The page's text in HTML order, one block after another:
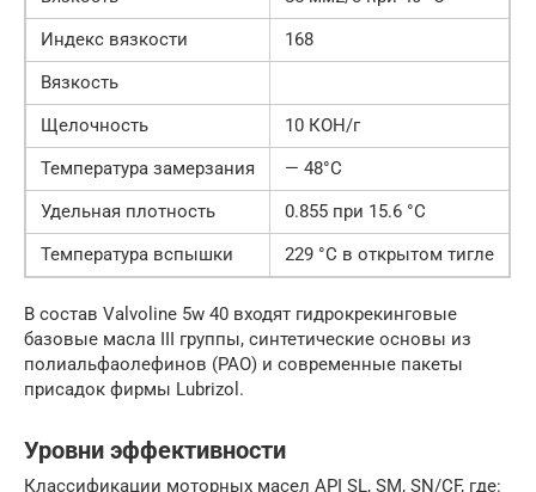
Индекс вязкости
168
Вязкость
Щелочность
10 КОН/г
Температура замерзания
— 48°С
Удельная плотность
0.855 при 15.6 °С
Температура вспышки
229 °С в открытом тигле
В состав Valvoline 5w 40 входят гидрокрекинговые
базовые масла III группы, синтетические основы из
полиальфаолефинов (РАО) и современные пакеты
присадок фирмы Lubrizol.
Уровни эффективности
Классификации моторных масел API SL, SM, SN/CF, где: